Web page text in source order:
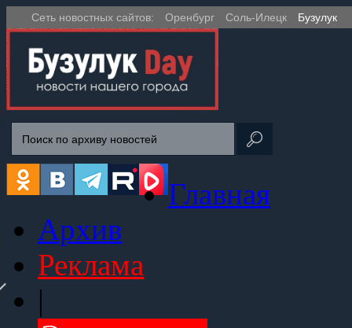
Сеть новостных сайтов: Оренбург Соль-Илецк Бузулук
Главная
Архив
Реклама
|